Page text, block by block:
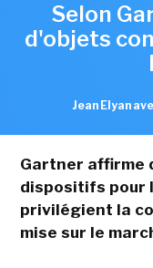
Selon
d'objets
Jean Elyan
Gartner affirme
dispositifs pour
privilégient la
mise sur le